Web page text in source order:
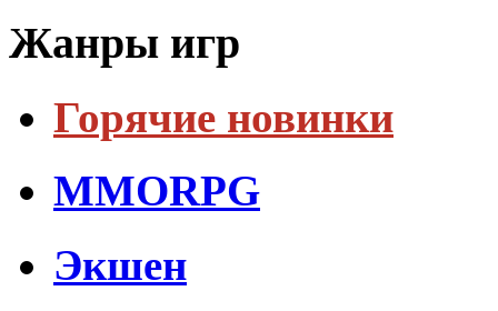
Жанры игр
Горячие новинки
MMORPG
Экшен